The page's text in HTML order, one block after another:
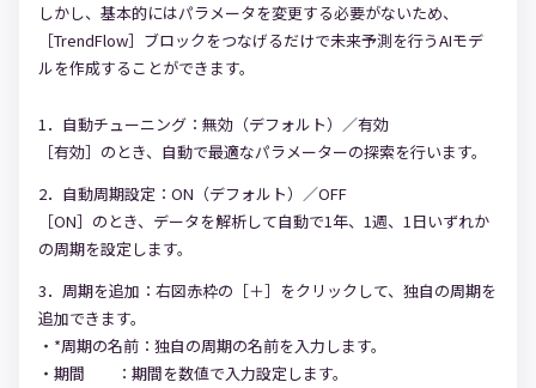
しかし、基本的にはパラメータを変更する必要がないため、
［TrendFlow］ブロックをつなげるだけで未来予測を行うAIモデ
ルを作成することができます。
1．自動チューニング：無効（デフォルト）／有効
［有効］のとき、自動で最適なパラメーターの探索を行います。
2．自動周期設定：ON（デフォルト）／OFF
［ON］のとき、データを解析して自動で1年、1週、1日いずれか
の周期を設定します。
3．周期を追加：右図赤枠の［＋］をクリックして、独自の周期を
追加できます。
・*周期の名前：独自の周期の名前を入力します。
・期間 ：期間を数値で入力設定します。